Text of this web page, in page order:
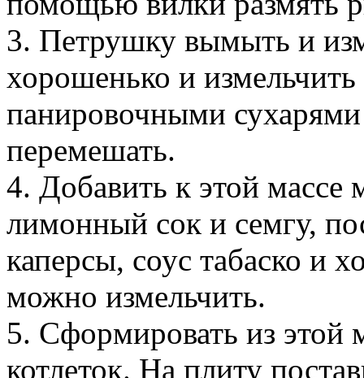
3. Петрушку вымыть и
хорошенько и
панировочными
перемешать.
4. Добавить к этой массе
лимонный сок и семгу,
каперсы, соус табаско и
можно измельчить.
5. Сформировать из
котлеток. На плиту